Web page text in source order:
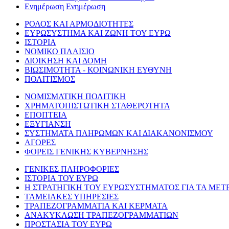
Ενημέρωση Ενημέρωση
ΡΟΛΟΣ ΚΑΙ ΑΡΜΟΔΙΟΤΗΤΕΣ
ΕΥΡΩΣΥΣΤΗΜΑ ΚΑΙ ΖΩΝΗ ΤΟΥ ΕΥΡΩ
ΙΣΤΟΡΙΑ
ΝΟΜΙΚΟ ΠΛΑΙΣΙΟ
ΔΙΟΙΚΗΣΗ ΚΑΙ ΔΟΜΗ
ΒΙΩΣΙΜΟΤΗΤΑ - ΚΟΙΝΩΝΙΚΗ ΕΥΘΥΝΗ
ΠΟΛΙΤΙΣΜΟΣ
ΝΟΜΙΣΜΑΤΙΚΗ ΠΟΛΙΤΙΚΗ
ΧΡΗΜΑΤΟΠΙΣΤΩΤΙΚΗ ΣΤΑΘΕΡΟΤΗΤΑ
ΕΠΟΠΤΕΙΑ
ΕΞΥΓΙΑΝΣΗ
ΣΥΣΤΗΜΑΤΑ ΠΛΗΡΩΜΩΝ ΚΑΙ ΔΙΑΚΑΝΟΝΙΣΜΟΥ
ΑΓΟΡΕΣ
ΦΟΡΕΙΣ ΓΕΝΙΚΗΣ ΚΥΒΕΡΝΗΣΗΣ
ΓΕΝΙΚΕΣ ΠΛΗΡΟΦΟΡΙΕΣ
ΙΣΤΟΡΙΑ ΤΟΥ ΕΥΡΩ
Η ΣΤΡΑΤΗΓΙΚΗ ΤΟΥ ΕΥΡΩΣΥΣΤΗΜΑΤΟΣ ΓΙΑ ΤΑ
ΤΑΜΕΙΑΚΕΣ ΥΠΗΡΕΣΙΕΣ
ΤΡΑΠΕΖΟΓΡΑΜΜΑΤΙΑ ΚΑΙ ΚΕΡΜΑΤΑ
ΑΝΑΚΥΚΛΩΣΗ ΤΡΑΠΕΖΟΓΡΑΜΜΑΤΙΩΝ
ΠΡΟΣΤΑΣΙΑ ΤΟΥ ΕΥΡΩ